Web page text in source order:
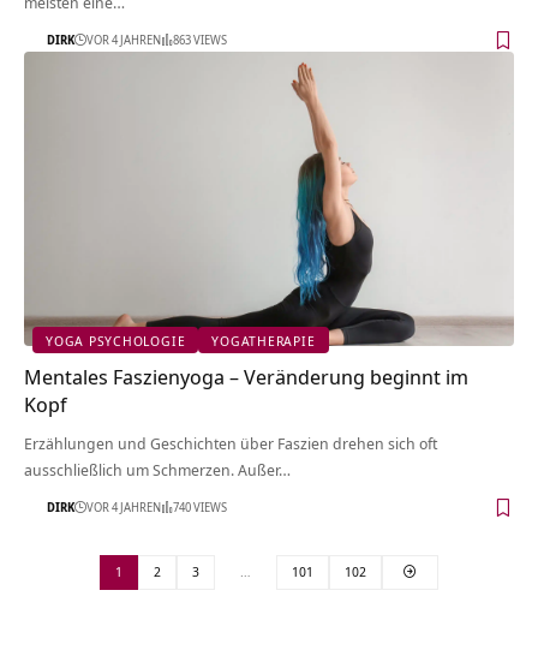
DIRK VOR 4 JAHREN 863 VIEWS
YOGA PSYCHOLOGIE YOGATHERAPIE
Mentales Faszienyoga – Veränderung beginnt im
Kopf
Erzählungen und Geschichten über Faszien drehen sich oft
ausschließlich um Schmerzen. Außer…
DIRK VOR 4 JAHREN 740 VIEWS
1 2 3 … 101 102